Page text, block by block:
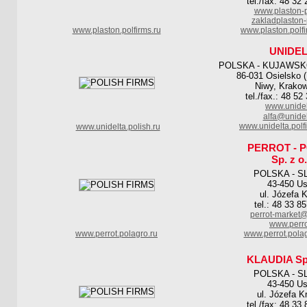
www.plaston-
www.plaston.polfirms.ru
POLSKA -
86-031 Osielsko
Niwy,
tel./fax.: 48 52
www.unidelta.polish.ru
PERROT -
Sp. z
POLSKA -
43-450
ul. Józefa
tel.: 48 33
perrot-
www.perrot.polagro.ru
KLAUDIA
POLSKA -
43-450
ul. Józefa
tel./fax: 48 33